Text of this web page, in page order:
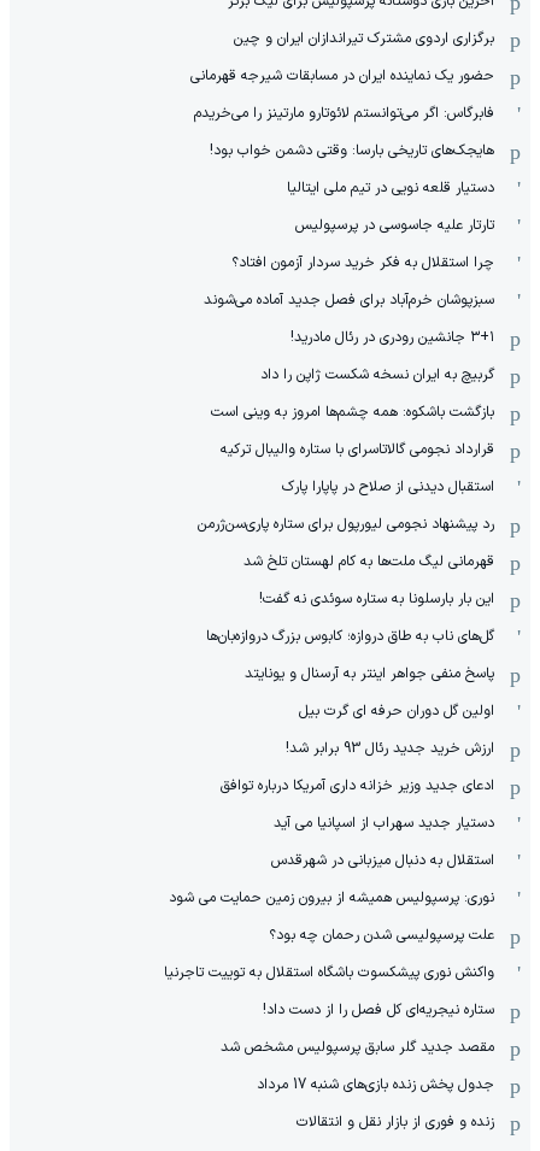
برگزاری اردوی مشترک تیراندازان ایران و چین
حضور یک نماینده ایران در مسابقات شیرجه قهرمانی
فابرگاس: اگر می‌توانستم لائوتارو مارتینز را می‌خریدم
هایجک‌های تاریخی بارسا: وقتی دشمن خواب بود!
دستیار قلعه نویی در تیم ملی ایتالیا
تارتار علیه جاسوسی در پرسپولیس
چرا استقلال به فکر خرید سردار آزمون افتاد؟
سبزپوشان خرم‌آباد برای فصل جدید آماده می‌شوند
۳+۱ جانشین رودری در رئال مادرید!
گربیچ به ایران نسخه شکست ژاپن را داد
بازگشت باشکوه: همه چشم‌ها امروز به وینی است
قرارداد نجومی گالاتاسرای با ستاره والیبال ترکیه
استقبال دیدنی از صلاح در پاپارا پارک
رد پیشنهاد نجومی لیورپول برای ستاره پاری‌سن‌ژرمن
قهرمانی لیگ ملت‌ها به کام لهستان تلخ شد
این بار بارسلونا به ستاره سوئدی نه گفت!
گل‌های ناب به طاق دروازه؛ کابوس بزرگ دروازه‌بان‌ها
پاسخ منفی جواهر اینتر به آرسنال و یونایتد
اولین گل دوران حرفه ای گرت بیل
ارزش خرید جدید رئال 93 برابر شد!
ادعای جدید وزیر خزانه داری آمریکا درباره توافق
دستیار جدید سهراب از اسپانیا می آید
استقلال به دنبال میزبانی در شهرقدس
نوری: پرسپولیس همیشه از بیرون زمین حمایت می شود
علت پرسپولیسی شدن رحمان چه بود؟
واکنش نوری پیشکسوت باشگاه استقلال به توییت تاجرنیا
ستاره نیجریه‌ای کل فصل را از دست داد!
مقصد جدید گلر سابق پرسپولیس مشخص شد
جدول پخش زنده بازی‌های شنبه 17 مرداد
زنده و فوری از بازار نقل و انتقالات